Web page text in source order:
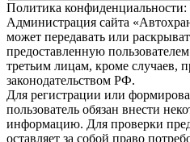
Политика конфиденциальности:
Администрация сайта
может передавать или
предоставленную
третьим лицам, кроме случаев,
законодательством РФ.
Для регистрации или
пользователь обязан внести
информацию. Для проверки
оставляет за собой право